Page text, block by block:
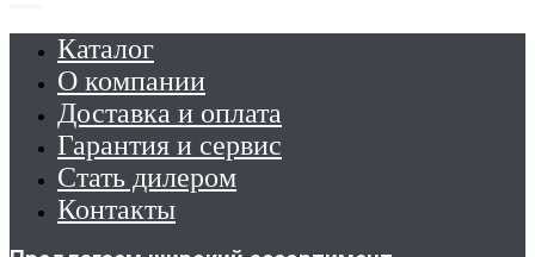
Каталог
О компании
Доставка и оплата
Гарантия и сервис
Стать дилером
Контакты